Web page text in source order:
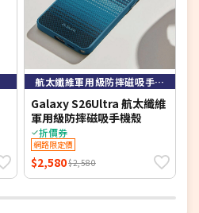
航太纖維軍用級防摔磁吸手機殼
Galaxy S26Ultra 航太纖維
軍用級防摔磁吸手機殼
折價券
網路限定價
$2,580$2,580